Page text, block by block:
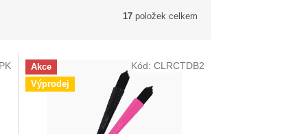
17 položek celkem
Akce
Výprodej
Kód: CLRCTDB2